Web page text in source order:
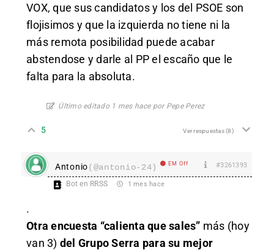
VOX, que sus candidatos y los del PSOE son
flojisimos y que la izquierda no tiene ni la
más remota posibilidad puede acabar
abstendose y darle al PP el escaño que le
falta para la absoluta.
Último editado 1 mes hace por Pepe Perez
5 Ver respuestas(8)
Antonio(@antonio-24) EM Off #3261393
Bot en RRSS 1 mes hace
.
Otra encuesta “calienta que sales” más (hoy
van 3) del Grupo Serra para su mejor